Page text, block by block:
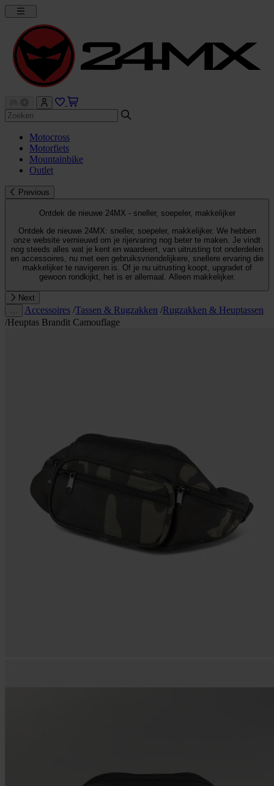
Motocross
Motorfiets
Mountainbike
Outlet
Previous
Ontdek de nieuwe 24MX - sneller, soepeler, makkelijker
Ontdek de nieuwe 24MX: sneller, soepeler, makkelijker. We hebben
onze website vernieuwd om je rijervaring nog beter te maken. Je vindt
nog steeds alles wat je kent en waardeert, van uitrusting tot onderdelen
en accessoires, nu met een gebruiksvriendelijkere, snellere ervaring die
makkelijker te navigeren is. Of je nu uitrusting koopt, upgradet of
gewoon rondkijkt, het is er allemaal. Alleen makkelijker.
Next
Accessoires /Tassen & Rugzakken /Rugzakken & Heuptassen
/Heuptas Brandit Camouflage